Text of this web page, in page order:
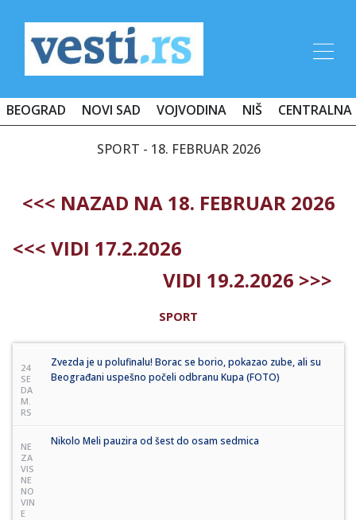
BEOGRAD NOVI SAD VOJVODINA NIŠ CENTRALNA
SPORT - 18. FEBRUAR 2026
<<< NAZAD NA 18. FEBRUAR 2026
<<< VIDI 17.2.2026
VIDI 19.2.2026 >>>
SPORT
24
SE
DA
M.
RS
Zvezda je u polufinalu! Borac se borio, pokazao zube, ali su
Beograđani uspešno počeli odbranu Kupa (FOTO)
NE
ZA
VIS
NE
NO
VIN
E
Nikolo Meli pauzira od šest do osam sedmica